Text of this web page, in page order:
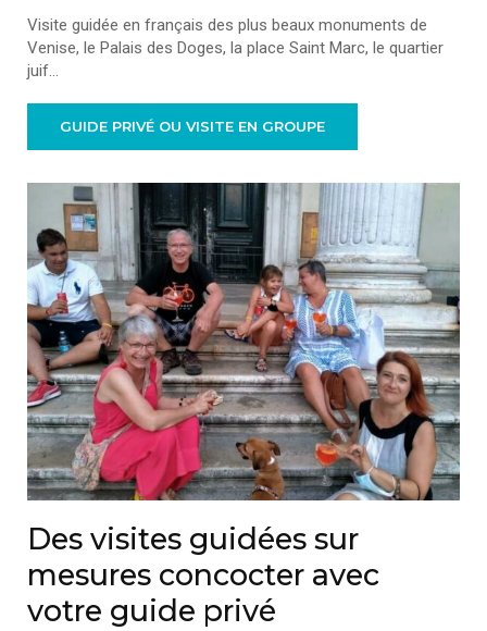
Visite guidée en français des plus beaux monuments de
Venise, le Palais des Doges, la place Saint Marc, le quartier
juif...
GUIDE PRIVÉ OU VISITE EN GROUPE
Des visites guidées sur
mesures concocter avec
votre guide privé